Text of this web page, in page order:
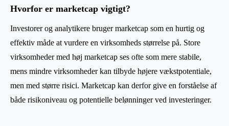
Hvorfor er marketcap vigtigt?
Investorer og analytikere bruger marketcap som en hurtig og
effektiv måde at vurdere en virksomheds størrelse på. Store
virksomheder med høj marketcap ses ofte som mere stabile,
mens mindre virksomheder kan tilbyde højere vækstpotentiale,
men med større risici. Marketcap kan derfor give en forståelse af
både risikoniveau og potentielle belønninger ved investeringer.